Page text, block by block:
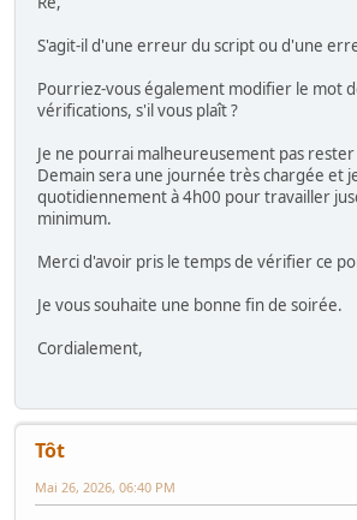
S'agit-il d'une erreur du script ou d'une
Pourriez-vous également modifier le mot
vérifications, s'il vous plaît ?
Je ne pourrai malheureusement pas rester
Demain sera une journée très chargée et
quotidiennement à 4h00 pour travailler
minimum.
Merci d'avoir pris le temps de vérifier ce
Je vous souhaite une bonne fin de soirée.
Cordialement,
Tôt
Mai 26, 2026, 06:40 PM